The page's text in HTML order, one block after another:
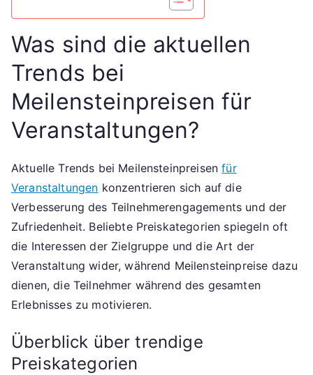
Was sind die aktuellen
Trends bei
Meilensteinpreisen für
Veranstaltungen?
Aktuelle Trends bei Meilensteinpreisenfür
Veranstaltungen konzentrieren sich auf die
Verbesserung des Teilnehmerengagements und der
Zufriedenheit. Beliebte Preiskategorien spiegeln oft
die Interessen der Zielgruppe und die Art der
Veranstaltung wider, während Meilensteinpreise dazu
dienen, die Teilnehmer während des gesamten
Erlebnisses zu motivieren.
Überblick über trendige
Preiskategorien